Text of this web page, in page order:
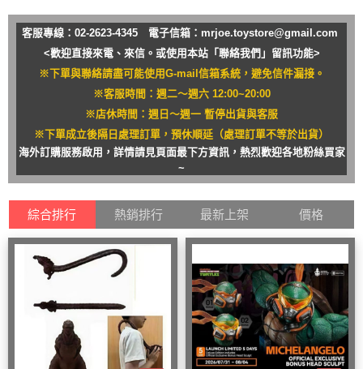
客服專線：02-2623-4345 電子信箱： mrjoe.toystore@gmail.com
<歡迎直接來電、來信。或使用本站「聯絡我們」留訊功能>
※下單與聯絡請盡可能使用G-mail信箱系統，避免信件漏接。
※客服時間：週二～週六 12:00~20:00
※店休時間：週日～週一 暫停出貨與客服
※下單成立後隔日處理訂單，預休順延（處理訂單不等於出貨）
海外訂購服務啟用，詳情請見頁面最下方資訊，熱烈歡迎各地粉絲買家
~
綜合排行 熱銷排行 最新上架 價格